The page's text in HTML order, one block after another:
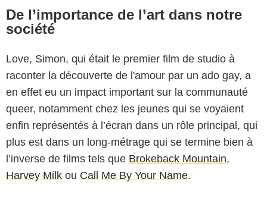
De l’importance de l’art dans notre
société
Love, Simon, qui était le premier film de studio à
raconter la découverte de l'amour par un ado gay, a
en effet eu un impact important sur la communauté
queer, notamment chez les jeunes qui se voyaient
enfin représentés à l’écran dans un rôle principal, qui
plus est dans un long-métrage qui se termine bien à
l’inverse de films tels que Brokeback Mountain,
Harvey Milk ou Call Me By Your Name.